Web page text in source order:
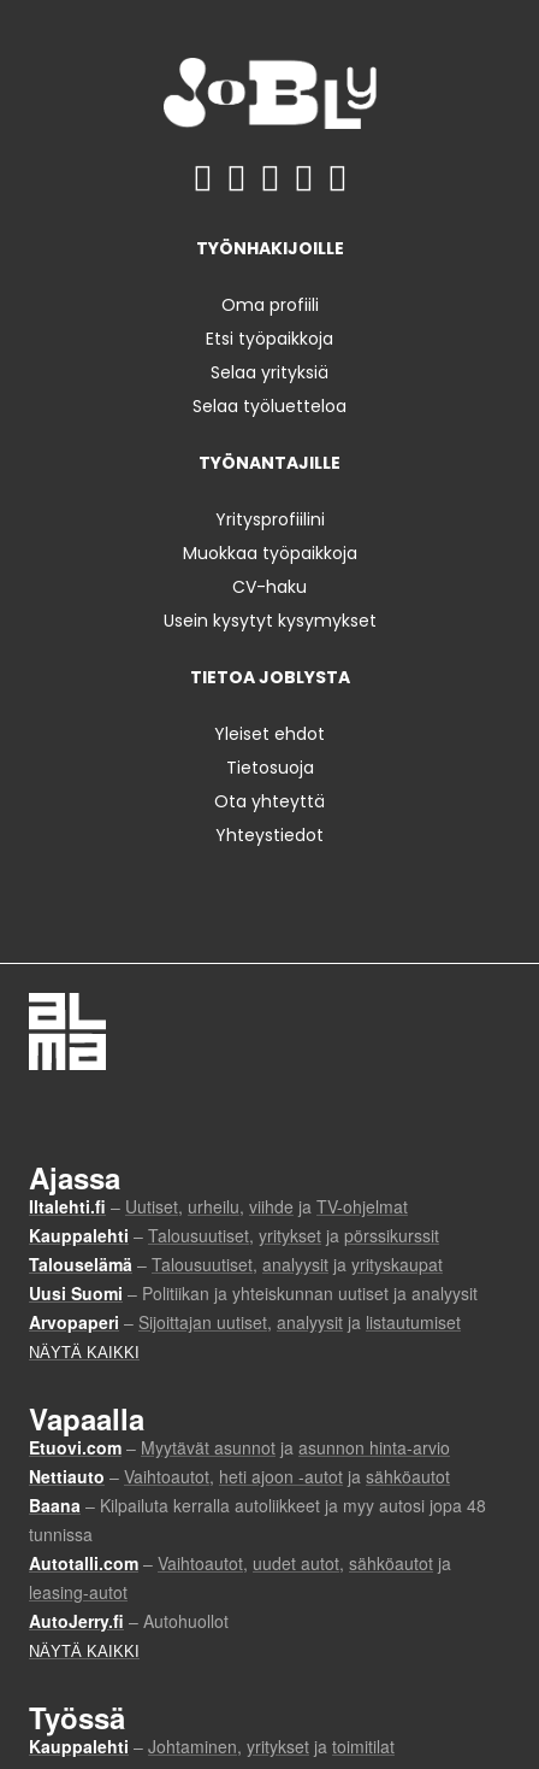
TYÖNHAKIJOILLE
Oma profiili
Etsi työpaikkoja
Selaa yrityksiä
Selaa työluetteloa
TYÖNANTAJILLE
Yritysprofiilini
Muokkaa työpaikkoja
CV-haku
Usein kysytyt kysymykset
TIETOA JOBLYSTA
Yleiset ehdot
Tietosuoja
Ota yhteyttä
Yhteystiedot